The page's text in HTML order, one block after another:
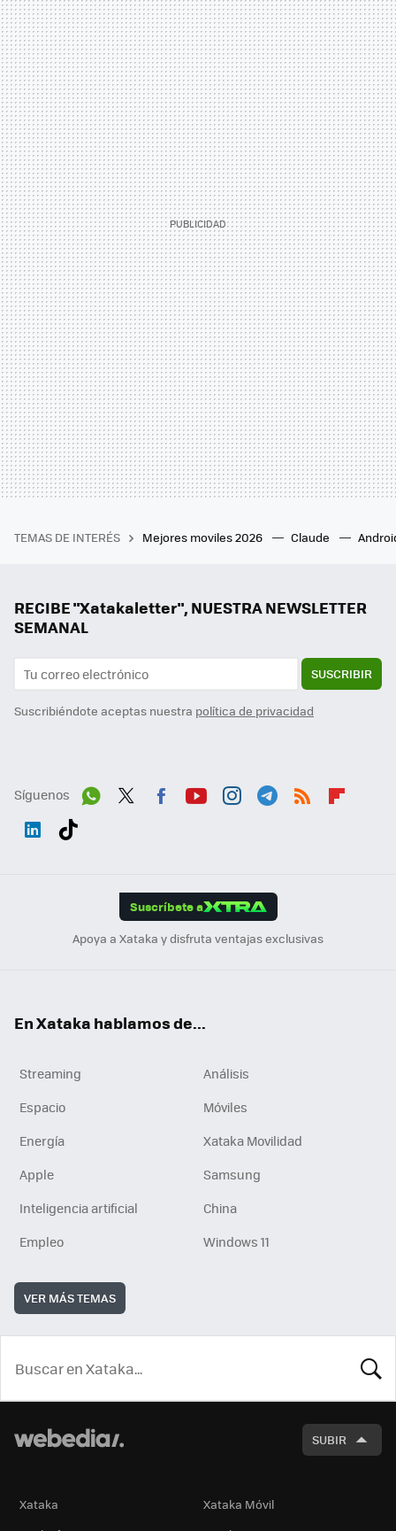
TEMAS DE INTERÉS Mejores moviles 2026 Claude
RECIBE "Xatakaletter", NUESTRA NEWSLETTER
SEMANAL
SUSCRIBIR
Suscribiéndote aceptas nuestra política de privacidad
Síguenos
Suscríbete a
Apoya a Xataka y disfruta ventajas exclusivas
En Xataka hablamos de...
Streaming
Análisis
Espacio
Móviles
Energía
Xataka Movilidad
Apple
Samsung
Inteligencia artificial
China
Empleo
Windows 11
VER MÁS TEMAS
SUBIR
Xataka
Xataka Móvil